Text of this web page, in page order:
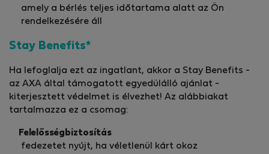
amely a bérlés teljes időtartama alatt az Ön
rendelkezésére áll
Stay Benefits*
Ha lefoglalja ezt az ingatlant, akkor a Stay Benefits -
az AXA által támogatott egyedülálló ajánlat -
kiterjesztett védelmet is élvezhet! Az alábbiakat
tartalmazza ez a csomag:
Felelősségbiztosítás
fedezetet nyújt, ha véletlenül kárt okoz